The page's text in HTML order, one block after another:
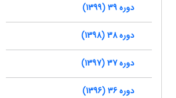
دوره 39 (1399)
دوره 38 (1398)
دوره 37 (1397)
دوره 36 (1396)